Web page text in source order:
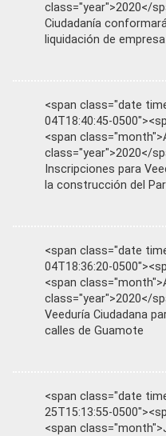
class="year">2020</
Ciudadanía
liquidación de
<span class="date
04T18:40:45-
<span
class="year">2020</
Inscripciones para
la construcción del
<span class="date
04T18:36:20-
<span
class="year">2020</
Veeduría Ciudadana
calles de Guamote
<span class="date
25T15:13:55-
<span